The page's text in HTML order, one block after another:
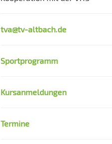
tva@tv-altbach.de
Sportprogramm
Kursanmeldungen
Termine